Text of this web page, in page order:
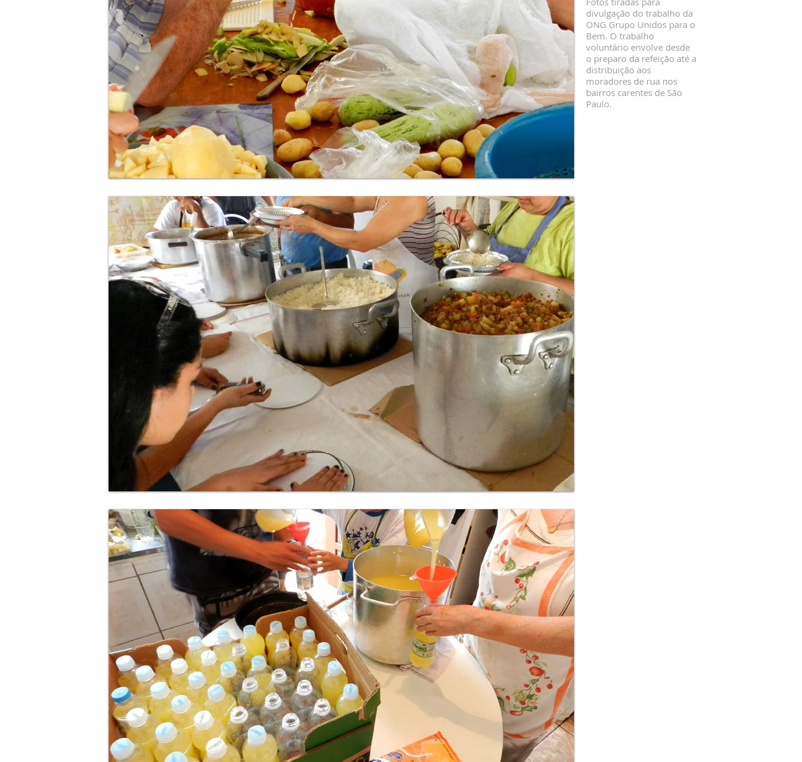
divulgação do trabalho da
ONG Grupo Unidos para o
Bem. O trabalho
voluntário envolve desde
o preparo da refeição até a
distribuição aos
moradores de rua nos
bairros carentes de São
Paulo.